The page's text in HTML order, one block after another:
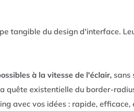
tangible du design d'interface.
à la vitesse de l'éclair, sans
quête existentielle du border-
avec vos idées : rapide, efficace,